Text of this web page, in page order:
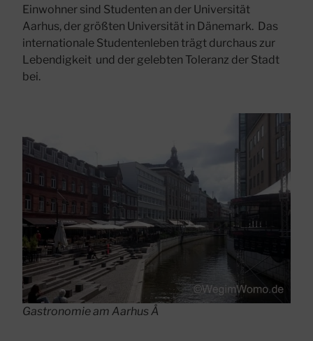
Einwohner sind Studenten an der Universität
Aarhus, der größten Universität in Dänemark. Das
internationale Studentenleben trägt durchaus zur
Lebendigkeit und der gelebten Toleranz der Stadt
bei.
Gastronomie am Aarhus Å